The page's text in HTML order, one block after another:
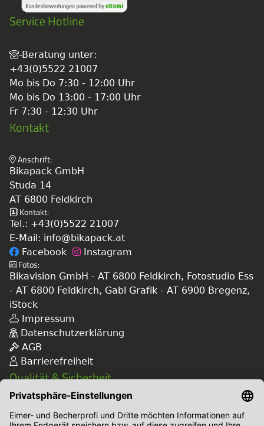
Service Hotline
-Beratung unter:
+43(0)5522 21007
Mo bis Do 7:30 - 12:00 Uhr
Mo bis Do 13:00 - 17:00 Uhr
Fr 7:30 - 12:30 Uhr
Kontakt
Anschrift:
Bikapack GmbH
Studa 14
AT 6800 Feldkirch
Kontakt:
Tel.: +43(0)5522 21007
E-Mail: info@bikapack.at
Facebook
Instagram
Fotos:
Bikavision GmbH - AT 6800 Feldkirch, Fotostudio Ess
- AT 6800 Feldkirch, Gabl Grafik - AT 6900 Bregenz,
iStock
Impressum
Datenschutzerklärung
AGB
Barrierefreiheit
Qualität & Sicherheit